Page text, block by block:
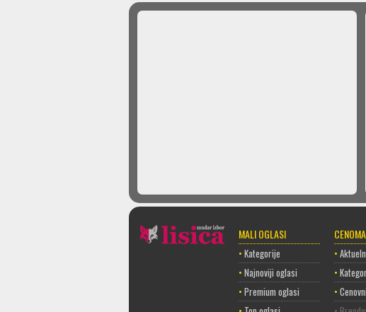
MALI OGLASI
• Kategorije
• Najnoviji oglasi
• Premium oglasi
•
•
•